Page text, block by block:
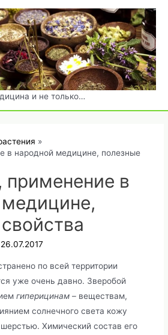
и не только…
в народной медицине, полезные
применение в
26.07.2017
по всей территории
уже очень давно. Зверобой
гиперицинам – веществам,
солнечного света кожу
Химический состав его